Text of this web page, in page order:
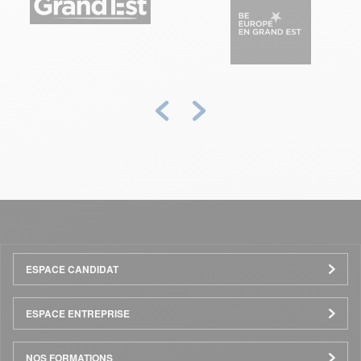
Précédent
Menu
Pied
de
ESPACE CANDIDAT
ESPACE ENTREPRISE
NOS FORMATIONS